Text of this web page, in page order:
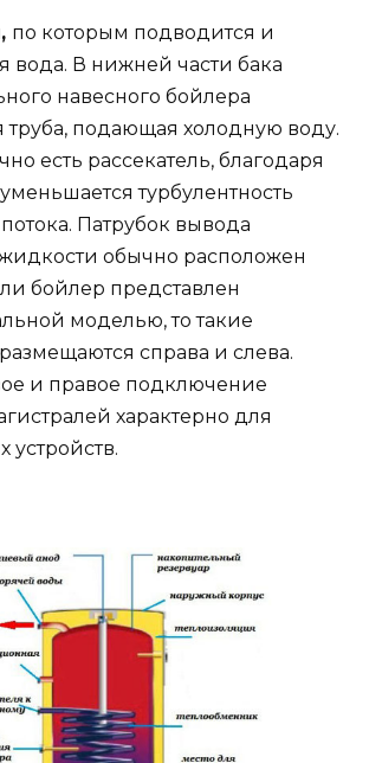
по которым подводится и
вода. В нижней части бака
навесного бойлера
труба, подающая холодную воду.
есть рассекатель, благодаря
турбулентность
Патрубок вывода
обычно расположен
бойлер представлен
моделью, то такие
справа и слева.
и правое подключение
характерно для
устройств.